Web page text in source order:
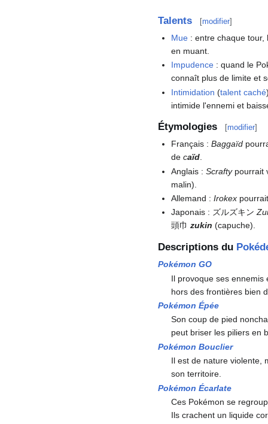
Talents [modifier]
Mue : entre chaque tour,
en muant.
Impudence : quand le
connaît plus de limite et
Intimidation (talent caché)
intimide l'ennemi et
Étymologies [modifier]
Français :Baggaïd
decaïd.
Anglais :Scraftypourrait
malin).
Allemand :Irokex
Japonais : ズルズキン
頭巾zukin (capuche).
Descriptions du
Pokémon GO
Il provoque ses ennemis
hors des frontières bien
Pokémon Épée
Son coup de pied
peut briser les piliers en
Pokémon Bouclier
Il est de nature violente,
son territoire.
Pokémon Écarlate
Ces Pokémon se
Ils crachent un liquide